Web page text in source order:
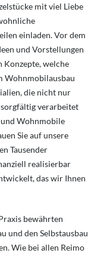
mit viel Liebe
einladen. Vor dem
und Vorstellungen
Konzepte, welche
Wohnmobilausbau
die nicht nur
verarbeitet
Wohnmobile
Sie auf unsere
Tausender
realisierbar
das wir Ihnen
bewährten
und den Selbstausbau
Wie bei allen Reimo